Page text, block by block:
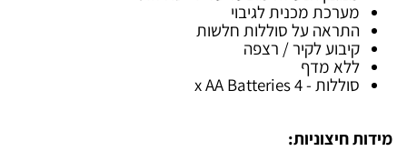
מערכת מכנית לגיבוי
התראה על סוללות חלשות
קיבוע לקיר / רצפה
ללא מדף
סוללות - 4 x AA Batteries
מידות חיצוניות: